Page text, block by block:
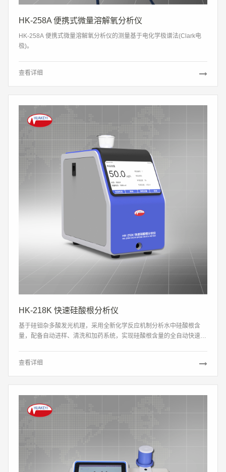
HK-258A 便携式微量溶解氧分析仪
HK-258A 便携式微量溶解氧分析仪的测量基于电化学极谱法(Clark电
极)。
查看详细
HK-218K 快速硅酸根分析仪
基于硅钼杂多酸发光机理，采用全新化学反应机制分析水中硅酸根含
量，配备自动进样、清洗和加药系统，实现硅酸根含量的全自动快速测
查看详细